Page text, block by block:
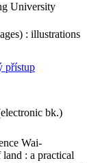
University
: illustrations
přístup
bk.)
Wai-
: a practical